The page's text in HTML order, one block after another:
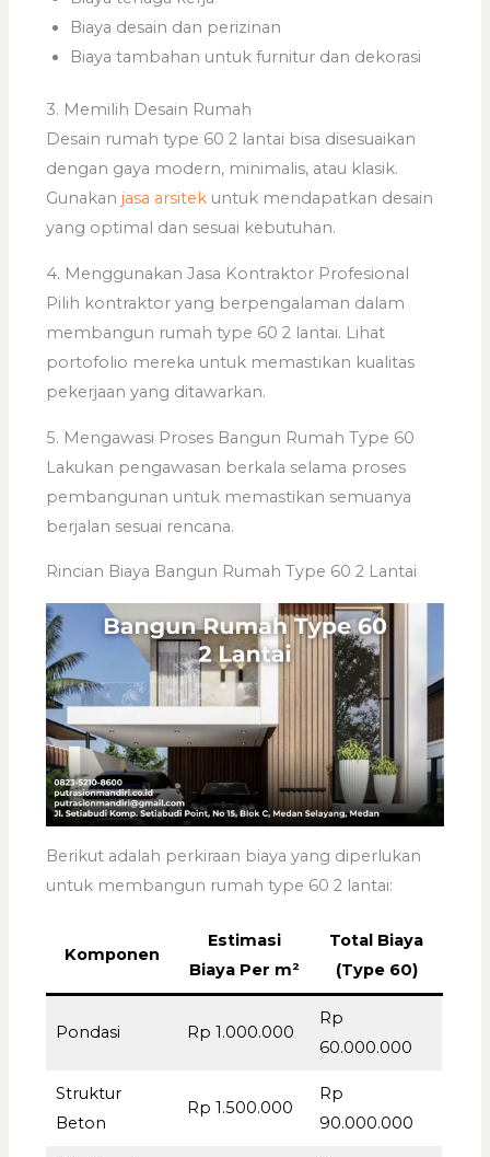
Biaya desain dan perizinan
Biaya tambahan untuk furnitur dan dekorasi
3. Memilih Desain Rumah
Desain rumah type 60 2 lantai bisa disesuaikan
dengan gaya modern, minimalis, atau klasik.
Gunakan jasa arsitek untuk mendapatkan desain
yang optimal dan sesuai kebutuhan.
4. Menggunakan Jasa Kontraktor Profesional
Pilih kontraktor yang berpengalaman dalam
membangun rumah type 60 2 lantai. Lihat
portofolio mereka untuk memastikan kualitas
pekerjaan yang ditawarkan.
5. Mengawasi Proses Bangun Rumah Type 60
Lakukan pengawasan berkala selama proses
pembangunan untuk memastikan semuanya
berjalan sesuai rencana.
Rincian Biaya Bangun Rumah Type 60 2 Lantai
Berikut adalah perkiraan biaya yang diperlukan
untuk membangun rumah type 60 2 lantai:
Komponen
Estimasi
Biaya Per m²
Total Biaya
(Type 60)
Pondasi Rp 1.000.000
Rp
60.000.000
Struktur
Beton
Rp 1.500.000
Rp
90.000.000